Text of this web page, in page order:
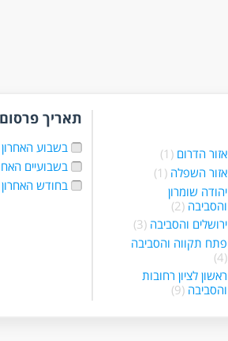
אזור הדרום (1)
אזור השפלה (1)
יהודה שומרון
והסביבה (2)
ירושלים והסביבה (3)
פתח תקווה והסביבה
(4)
ראשון לציון רחובות
והסביבה (9)
תאריך פרסום
בשבוע האחרון
בשבועיים
בחודש האחרון